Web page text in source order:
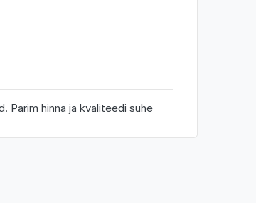
Parim hinna ja kvaliteedi suhe